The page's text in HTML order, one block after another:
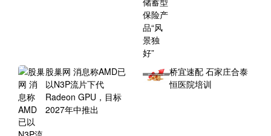
股巢网 消息称AMD已
以N3P流片下代
Radeon GPU，目标
2027年中推出
桥宜速配 石家庄合泰
恒医院培训